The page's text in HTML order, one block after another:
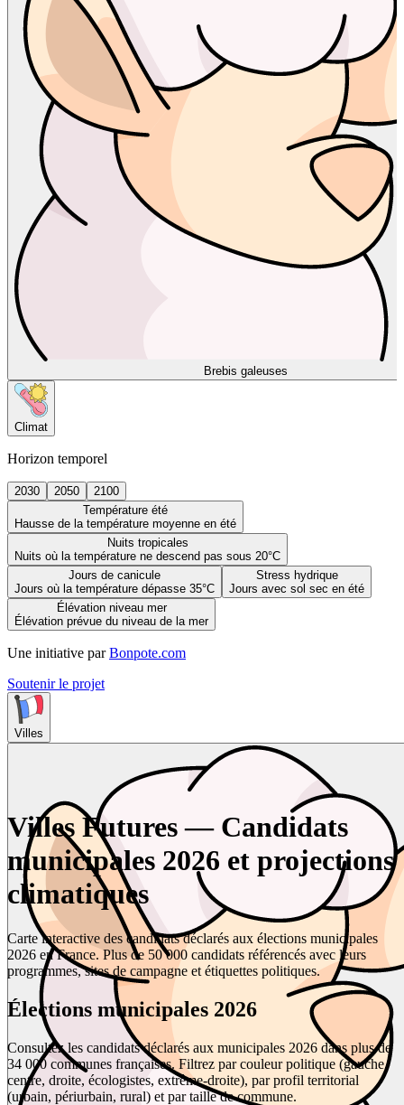
Brebis galeuses
Climat
Horizon temporel
2030 2050
2100
Température été
Hausse de la température moyenne en été
Nuits tropicales
Nuits où la température ne descend pas sous 20°C
Jours de canicule
Jours où la température dépasse 35°C
Stress hydrique
Jours avec sol sec en été
Élévation niveau mer
Élévation prévue du niveau de la mer
Une initiative par Bonpote.com
Soutenir le projet
Villes
Villes Futures — Candidats
municipales 2026 et projections
climatiques
Carte interactive des candidats déclarés aux élections municipales
2026 en France. Plus de 50 000 candidats référencés avec leurs
programmes, sites de campagne et étiquettes politiques.
Élections municipales 2026
Consultez les candidats déclarés aux municipales 2026 dans plus de
34 000 communes françaises. Filtrez par couleur politique (gauche,
centre, droite, écologistes, extrême-droite), par profil territorial
(urbain, périurbain, rural) et par taille de commune.